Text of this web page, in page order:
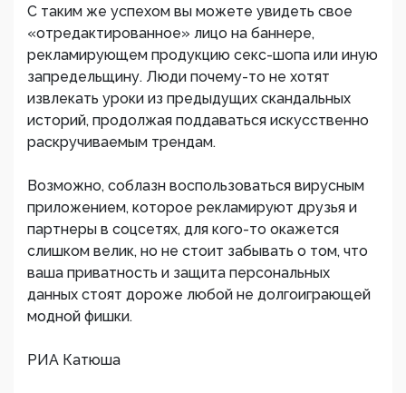
С таким же успехом вы можете увидеть свое
«отредактированное» лицо на баннере,
рекламирующем продукцию секс-шопа или иную
запредельщину. Люди почему-то не хотят
извлекать уроки из предыдущих скандальных
историй, продолжая поддаваться искусственно
раскручиваемым трендам.
Возможно, соблазн воспользоваться вирусным
приложением, которое рекламируют друзья и
партнеры в соцсетях, для кого-то окажется
слишком велик, но не стоит забывать о том, что
ваша приватность и защита персональных
данных стоят дороже любой не долгоиграющей
модной фишки.
РИА Катюша